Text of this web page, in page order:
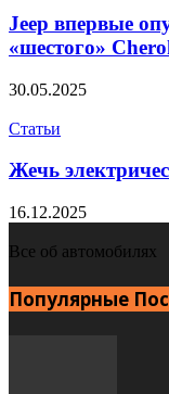
Jeep впервые
«шестого»
30.05.2025
Статьи
Жечь
16.12.2025
Все об автомобилях
Популярные